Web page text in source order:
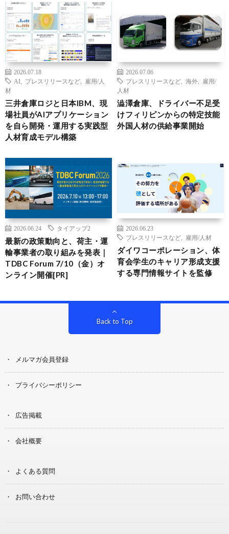
2026.07.18
AI
プレスリリースなど
雇用/人
材
三井倉庫ロジと日本IBM、現
場社員がAIアプリケーション
を自ら開発・運用する実践型
人材育成モデル構築
2026.07.06
プレスリリースなど
海外
雇用/
人材
澁澤倉庫、ドライバー不足受
けフィリピンからの特定技能
外国人材の供給事業開始
2026.06.24 タイアップ2
最新の政策動向と、荷主・運
輸事業者の取り組みを発表｜
TDBC Forum 7/10（金）オ
ンライン開催[PR]
2026.06.23
プレスリリースなど
雇用/人材
ダイワコーポレーション、体
育会学生のキャリア形成支援
する専門情報サイトを監修
Back to Top
メルマガ会員登録
プライバシーポリシー
広告掲載
会社概要
よくある質問
お問い合わせ